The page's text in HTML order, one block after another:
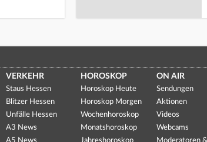
VERKEHR
Staus Hessen
Blitzer Hessen
Unfälle Hessen
A3 News
HOROSKOP
Horoskop Heute
Horoskop Morgen
Wochenhoroskop
Monatshoroskop
ON AIR
Sendungen
Aktionen
Videos
Webcams